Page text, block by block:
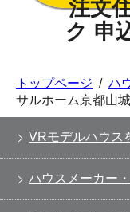
トップページ / ハ
サルホーム京都山
VRモデルハウス
ハウスメーカー